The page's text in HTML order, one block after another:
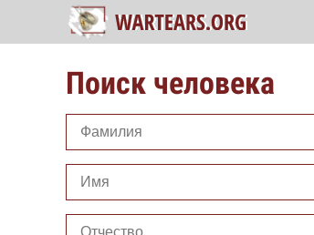
Поиск человека